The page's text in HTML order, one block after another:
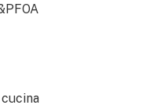
cucina